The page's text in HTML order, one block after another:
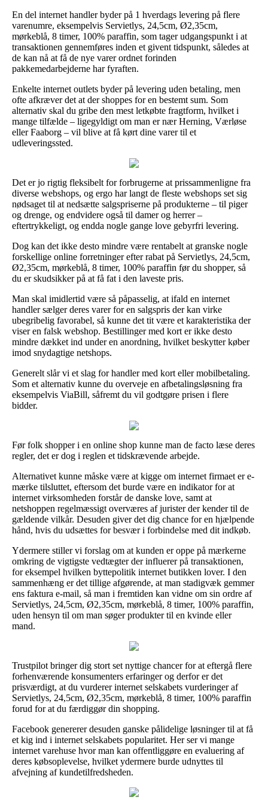
En del internet handler byder på 1 hverdags levering på flere
varenumre, eksempelvis Servietlys, 24,5cm, Ø2,35cm,
mørkeblå, 8 timer, 100% paraffin, som tager udgangspunkt i at
transaktionen gennemføres inden et givent tidspunkt, således at
de kan nå at få de nye varer ordnet forinden
pakkemedarbejderne har fyraften.
Enkelte internet outlets byder på levering uden betaling, men
ofte afkræver det at der shoppes for en bestemt sum. Som
alternativ skal du gribe den mest letkøbte fragtform, hvilket i
mange tilfælde – ligegyldigt om man er nær Herning, Værløse
eller Faaborg – vil blive at få kørt dine varer til et
udleveringssted.
Det er jo rigtig fleksibelt for forbrugerne at prissammenligne fra
diverse webshops, og ergo har langt de fleste webshops set sig
nødsaget til at nedsætte salgspriserne på produkterne – til piger
og drenge, og endvidere også til damer og herrer –
eftertrykkeligt, og endda nogle gange love gebyrfri levering.
Dog kan det ikke desto mindre være rentabelt at granske nogle
forskellige online forretninger efter rabat på Servietlys, 24,5cm,
Ø2,35cm, mørkeblå, 8 timer, 100% paraffin før du shopper, så
du er skudsikker på at få fat i den laveste pris.
Man skal imidlertid være så påpasselig, at ifald en internet
handler sælger deres varer for en salgspris der kan virke
ubegribelig favorabel, så kunne det tit være et karakteristika der
viser en falsk webshop. Bestillinger med kort er ikke desto
mindre dækket ind under en anordning, hvilket beskytter køber
imod snydagtige netshops.
Generelt slår vi et slag for handler med kort eller mobilbetaling.
Som et alternativ kunne du overveje en afbetalingsløsning fra
eksempelvis ViaBill, såfremt du vil godtgøre prisen i flere
bidder.
Før folk shopper i en online shop kunne man de facto læse deres
regler, det er dog i reglen et tidskrævende arbejde.
Alternativet kunne måske være at kigge om internet firmaet er e-
mærke tilsluttet, eftersom det burde være en indikator for at
internet virksomheden forstår de danske love, samt at
netshoppen regelmæssigt overværes af jurister der kender til de
gældende vilkår. Desuden giver det dig chance for en hjælpende
hånd, hvis du udsættes for besvær i forbindelse med dit indkøb.
Ydermere stiller vi forslag om at kunden er oppe på mærkerne
omkring de vigtigste vedtægter der influerer på transaktionen,
for eksempel hvilken byttepolitik internet butikken lover. I den
sammenhæng er det tillige afgørende, at man stadigvæk gemmer
ens faktura e-mail, så man i fremtiden kan vidne om sin ordre af
Servietlys, 24,5cm, Ø2,35cm, mørkeblå, 8 timer, 100% paraffin,
uden hensyn til om man søger produkter til en kvinde eller
mand.
Trustpilot bringer dig stort set nyttige chancer for at eftergå flere
forhenværende konsumenters erfaringer og derfor er det
prisværdigt, at du vurderer internet selskabets vurderinger af
Servietlys, 24,5cm, Ø2,35cm, mørkeblå, 8 timer, 100% paraffin
forud for at du færdiggør din shopping.
Facebook genererer desuden ganske pålidelige løsninger til at få
et kig ind i internet selskabets popularitet. Her ser vi mange
internet varehuse hvor man kan offentliggøre en evaluering af
deres købsoplevelse, hvilket ydermere burde udnyttes til
afvejning af kundetilfredsheden.